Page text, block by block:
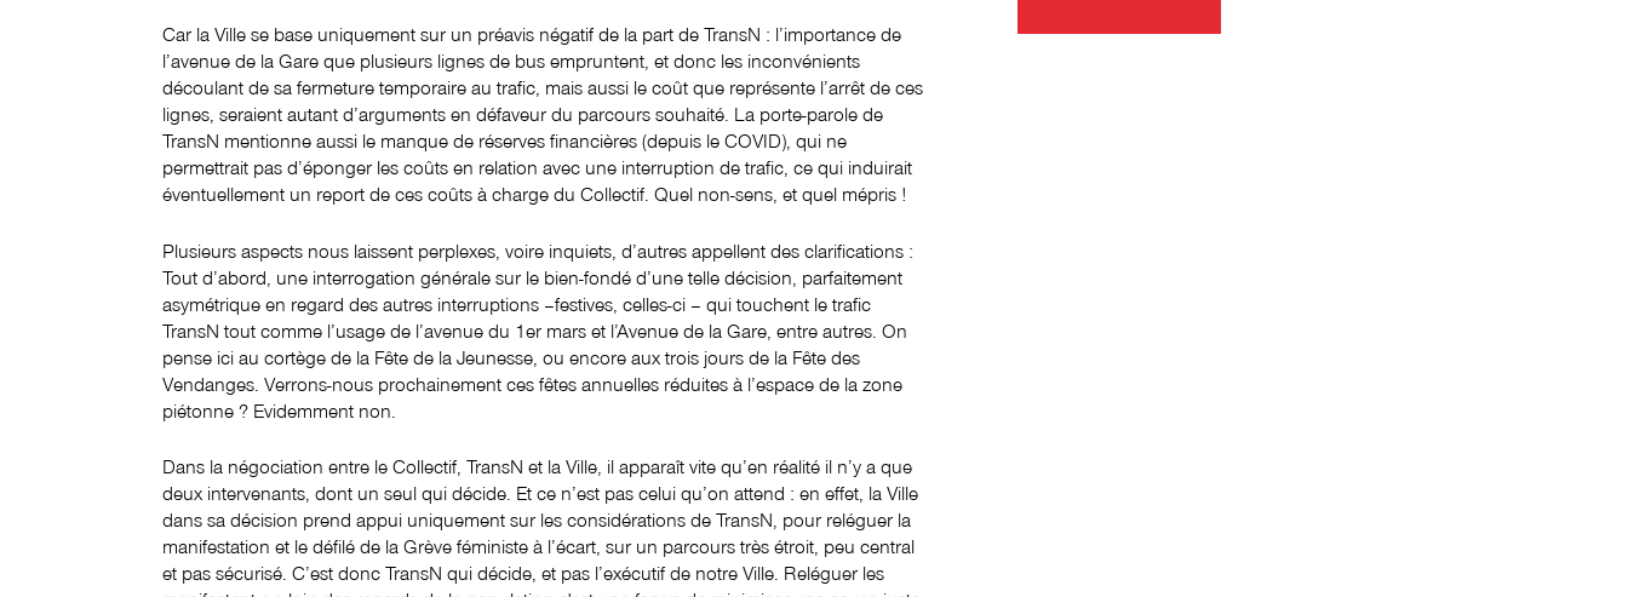
Car la Ville se base uniquement sur un préavis négatif de la part de TransN : l’importance de
l’avenue de la Gare que plusieurs lignes de bus empruntent, et donc les inconvénients
découlant de sa fermeture temporaire au trafic, mais aussi le coût que représente l’arrêt de ces
lignes, seraient autant d’arguments en défaveur du parcours souhaité. La porte-parole de
TransN mentionne aussi le manque de réserves financières (depuis le COVID), qui ne
permettrait pas d’éponger les coûts en relation avec une interruption de trafic, ce qui induirait
éventuellement un report de ces coûts à charge du Collectif. Quel non-sens, et quel mépris !
Plusieurs aspects nous laissent perplexes, voire inquiets, d’autres appellent des clarifications :
Tout d’abord, une interrogation générale sur le bien-fondé d’une telle décision, parfaitement
asymétrique en regard des autres interruptions –festives, celles-ci – qui touchent le trafic
TransN tout comme l’usage de l’avenue du 1er mars et l’Avenue de la Gare, entre autres. On
pense ici au cortège de la Fête de la Jeunesse, ou encore aux trois jours de la Fête des
Vendanges. Verrons-nous prochainement ces fêtes annuelles réduites à l’espace de la zone
piétonne ? Evidemment non.
Dans la négociation entre le Collectif, TransN et la Ville, il apparaît vite qu’en réalité il n’y a que
deux intervenants, dont un seul qui décide. Et ce n’est pas celui qu’on attend : en effet, la Ville
dans sa décision prend appui uniquement sur les considérations de TransN, pour reléguer la
manifestation et le défilé de la Grève féministe à l’écart, sur un parcours très étroit, peu central
et pas sécurisé. C’est donc TransN qui décide, et pas l’exécutif de notre Ville. Reléguer les